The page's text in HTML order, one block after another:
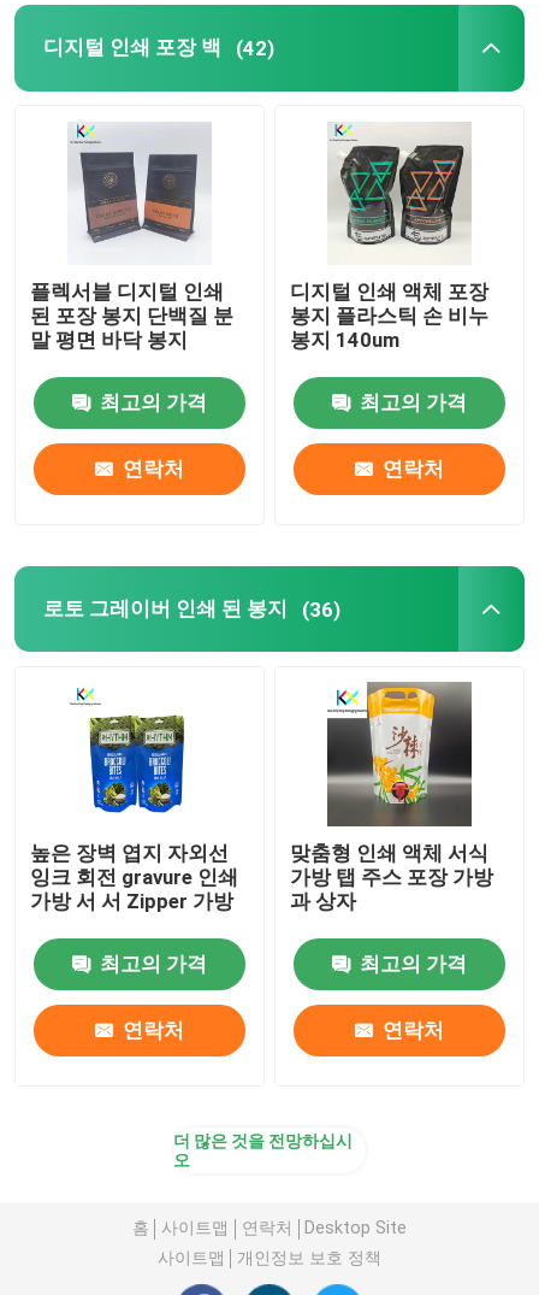
디지털 인쇄 포장 백 (42)
플렉서블 디지털 인쇄
된 포장 봉지 단백질 분
말 평면 바닥 봉지
최고의 가격
연락처
디지털 인쇄 액체 포장
봉지 플라스틱 손 비누
봉지 140um
최고의 가격
연락처
로토 그레이버 인쇄 된 봉지 (36)
높은 장벽 엽지 자외선
잉크 회전 gravure 인쇄
가방 서 서 Zipper 가방
최고의 가격
연락처
맞춤형 인쇄 액체 서식
가방 탭 주스 포장 가방
과 상자
최고의 가격
연락처
더 많은 것을 전망하십시
오
홈 사이트맵 연락처
Desktop Site
사이트맵
개인정보 보호 정책